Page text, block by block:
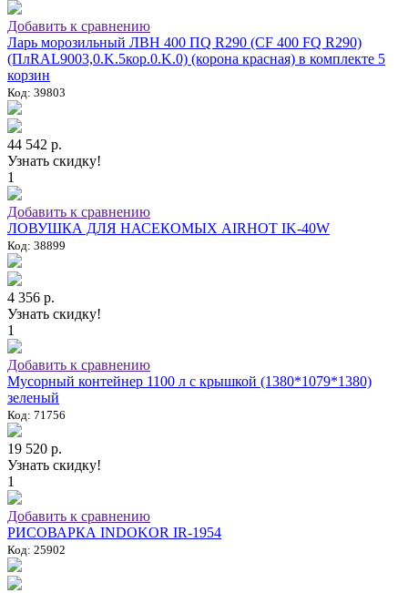
Добавить к сравнению
Ларь морозильный ЛВН 400 ПQ R290 (СF 400 FQ R290)
(ПлRAL9003,0.K.5кор.0.K.0) (корона красная) в комплекте 5
корзин
Код: 39803
44 542 р.
Узнать скидку!
1
Добавить к сравнению
ЛОВУШКА ДЛЯ НАСЕКОМЫХ AIRHOT IK-40W
Код: 38899
4 356 р.
Узнать скидку!
1
Добавить к сравнению
Мусорный контейнер 1100 л с крышкой (1380*1079*1380)
зеленый
Код: 71756
19 520 р.
Узнать скидку!
1
Добавить к сравнению
РИСОВАРКА INDOKOR IR-1954
Код: 25902